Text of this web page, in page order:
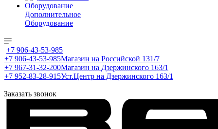
Дополнительное
Оборудование
+7 906-43-53-985
+7 906-43-53-985Магазин на Российской 131/7
+7 967-31-32-200Магазин на Дзержинского 163/1
+7 952-83-28-915Уст.Центр на Дзержинского 163/1
Заказать звонок